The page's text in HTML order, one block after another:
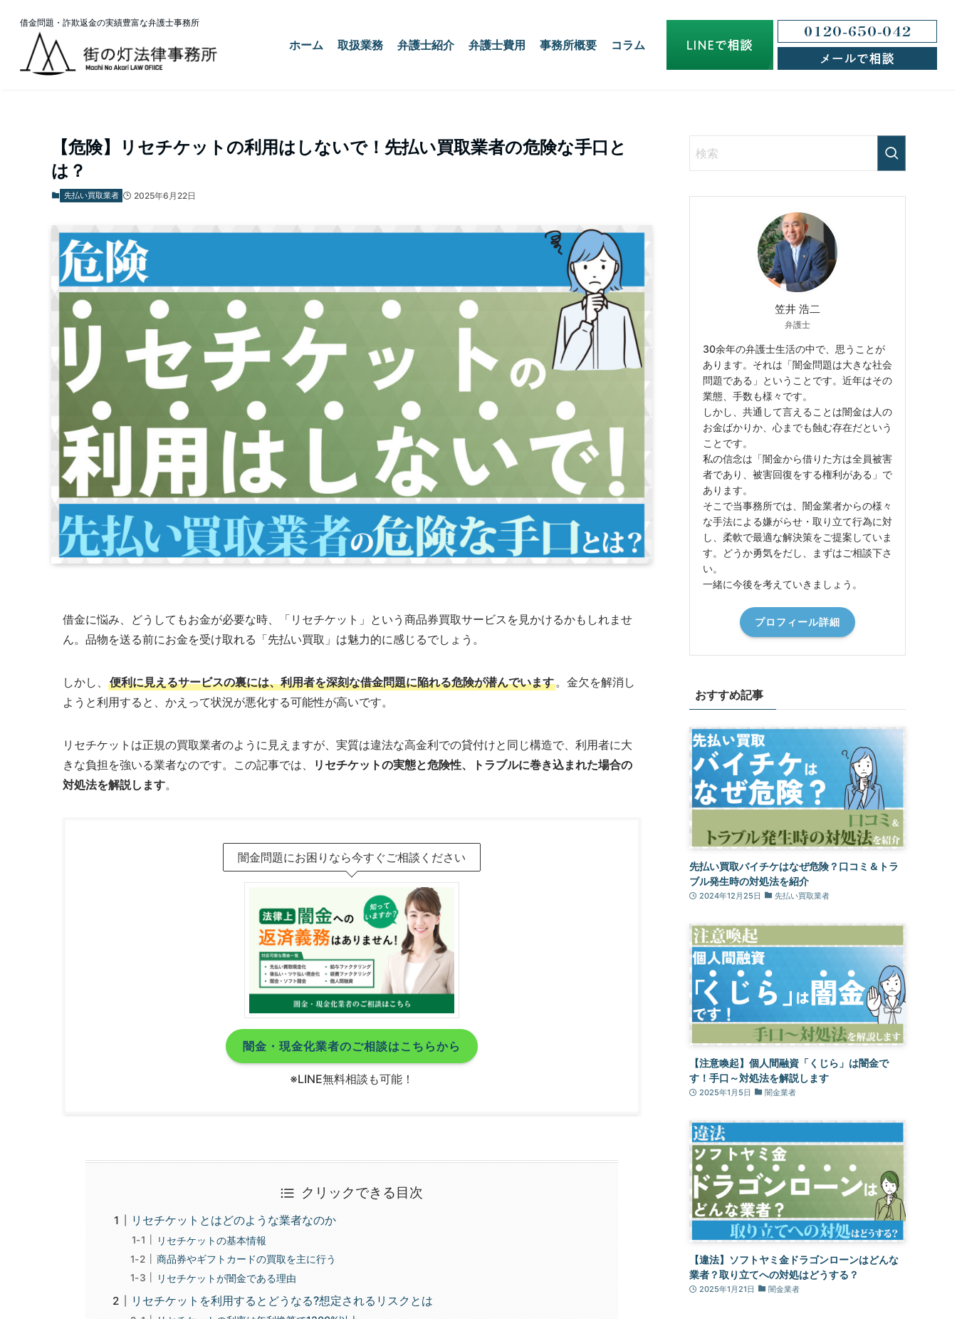
借金問題・詐欺返金の実績豊富な弁護士事務所
ホーム 取扱業務 弁護士紹介 弁護士費用 事務所概要 コラム
ホーム 先払い買取業者
【危険】リセチケットの利用はしないで！先払い買取業者の危険な手口と
は？
先払い買取業者 2025年6月22日
借金に悩み、どうしてもお金が必要な時、「リセチケット」という商品券買取サービスを見かけるかもしれませ
ん。品物を送る前にお金を受け取れる「先払い買取」は魅力的に感じるでしょう。
しかし、 便利に見えるサービスの裏には、利用者を深刻な借金問題に陥れる危険が潜んでいます 。金欠を解消し
ようと利用すると、かえって状況が悪化する可能性が高いです。
リセチケットは正規の買取業者のように見えますが、実質は違法な高金利での貸付けと同じ構造で、利用者に大
きな負担を強いる業者なのです。この記事では、
リセチケットの実態と危険性、トラブルに巻き込まれた場合の
対処法を解説します。
闇金問題にお困りなら今すぐご相談ください
闇金・現金化業者のご相談はこちらから
※LINE無料相談も可能！
クリックできる目次
リセチケットとはどのような業者なのか
リセチケットの基本情報
商品券やギフトカードの買取を主に行う
リセチケットが闇金である理由
リセチケットを利用するとどうなる?想定されるリスクとは
笠井 浩二
弁護士
30余年の弁護士生活の中で、思うことが
あります。それは「闇金問題は大きな社会
問題である」ということです。近年はその
業態、手数も様々です。
しかし、共通して言えることは闇金は人の
お金ばかりか、心までも蝕む存在だという
ことです。
私の信念は「闇金から借りた方は全員被害
者であり、被害回復をする権利がある」で
あります。
そこで当事務所では、闇金業者からの様々
な手法による嫌がらせ・取り立て行為に対
し、柔軟で最適な解決策をご提案していま
す。どうか勇気をだし、まずはご相談下さ
い。
一緒に今後を考えていきましょう。
プロフィール詳細
おすすめ記事
先払い買取バイチケはなぜ危険？口コミ＆トラ
ブル発生時の対処法を紹介
2024年12月25日 先払い買取業者
【注意喚起】個人間融資「くじら」は闇金で
す！手口～対処法を解説します
2025年1月5日 闇金業者
【違法】ソフトヤミ金ドラゴンローンはどんな
業者？取り立てへの対処はどうする？
2025年1月21日 闇金業者